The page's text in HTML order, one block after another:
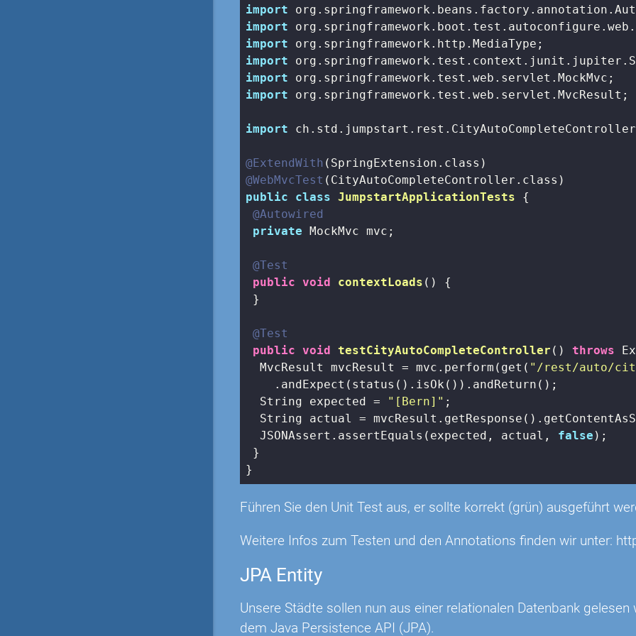
import
import
import
import
import
import org.springframework.test.web.servlet.MvcResult;
import
@ExtendWith
@WebMvcTest
public
class JumpstartApplicationTests
{
@Autowired
private MockMvc mvc;
@Test
public void contextLoads ()
{
}
@Test
public void testCityAutoCompleteController () throws
  MvcResult mvcResult = mvc.perform(get(
"/rest/auto/
    .andExpect(status().isOk()).andReturn();
  String expected =
"[Bern]" ;
String actual =
  JSONAssert.assertEquals(expected, actual,
false );
}
}
Führen Sie den Unit Test aus, er sollte korrekt (grün) ausgeführt
Weitere Infos zum Testen und den Annotations finden wir unter:
JPA Entity
Unsere Städte sollen nun aus einer relationalen Datenbank
dem Java Persistence API (JPA).